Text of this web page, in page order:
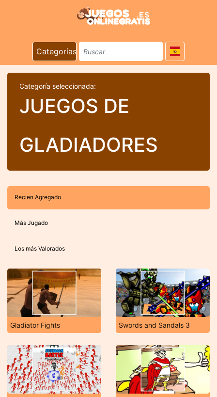
Categorías
Categoría seleccionada:
JUEGOS DE
GLADIADORES
Recien Agregado
Más Jugado
Los más Valorados
Gladiator Fights Swords and Sandals 3